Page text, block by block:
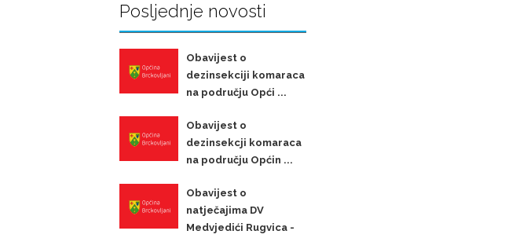
Posljednje novosti
Obavijest o
dezinsekciji komaraca
na području Opći ...
Obavijest o
dezinsekcji komaraca
na području Općin ...
Obavijest o
natječajima DV
Medvjedići Rugvica -